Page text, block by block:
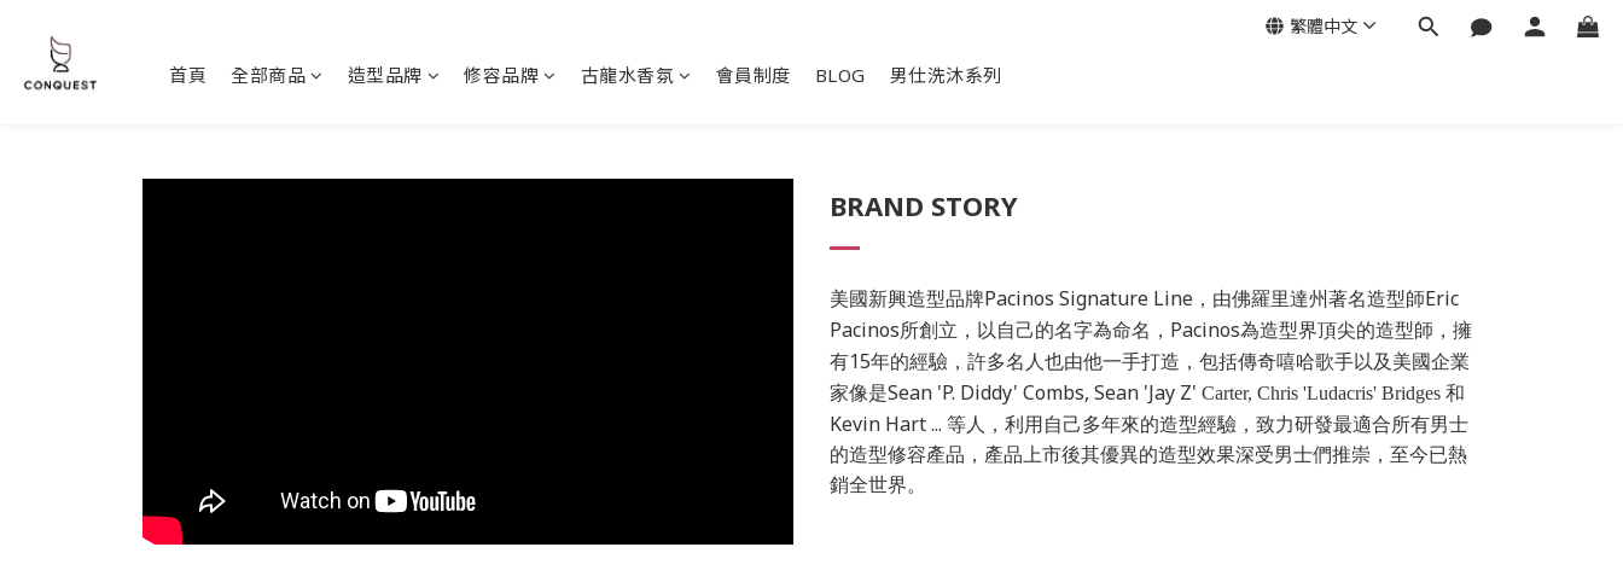
首頁 全部商品 造型品牌 修容品牌 古龍水香氛 會員制度 BLOG 男仕洗沐系列
繁體中文
BRAND STORY
美國新興造型品牌Pacinos Signature Line ，由佛羅里達州著名造型師Eric
Pacinos所創立，以自己的名字為命名， Pacinos為造型界頂尖的造型師，擁
有15年的經驗，許多名人也由他一手打造，包括傳奇嘻哈歌手以及美國企業
家像是Sean 'P. Diddy' Combs, Sean 'Jay Z' Carter, Chris 'Ludacris' Bridges 和
Kevin Hart ... 等人，利用自己多年來的造型經驗，致力研發最適合所有男士
的造型修容產品，產品上市後其優異的造型效果深受男士們推崇，至今已熱
銷全世界。